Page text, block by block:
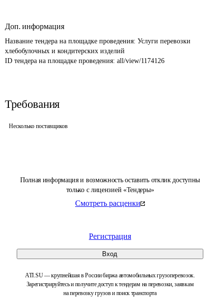
Полная информация и возможность оставить отклик доступны
только с лицензией «Тендеры»
Смотреть расценки
Регистрация
Вход
ATI.SU — крупнейшая в России биржа автомобильных грузоперевозок.
Зарегистрируйтесь и получите доступ к тендерам на перевозки, заявкам
на перевозку грузов и поиск транспорта
Доп. информация
Название тендера на площадке проведения: Услуги перевозки
хлебобулочных и кондитерских изделий
ID тендера на площадке проведения: all/view/1174126
Требования
Несколько поставщиков